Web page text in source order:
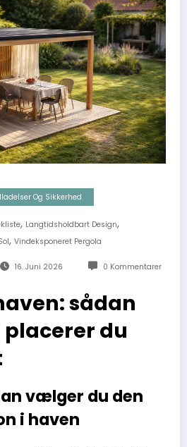
Og Sikkerhed
, Langtidsholdbart Design,
, Vindeksponeret Pergola
16. Juni 2026 0 Kommentarer
sådan
du
vælger du den
i haven